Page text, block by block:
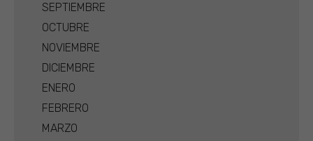
SEPTIEMBRE
OCTUBRE
NOVIEMBRE
DICIEMBRE
ENERO
FEBRERO
MARZO